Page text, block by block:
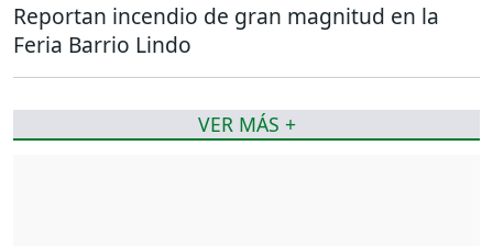
Reportan incendio de gran magnitud en la
Feria Barrio Lindo
VER MÁS +